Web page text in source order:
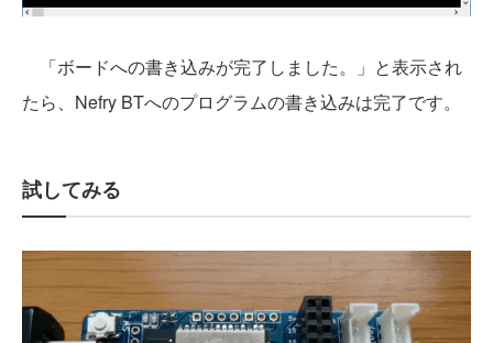
「ボードへの書き込みが完了しました。」と表示され
たら、Nefry BTへのプログラムの書き込みは完了です。
試してみる